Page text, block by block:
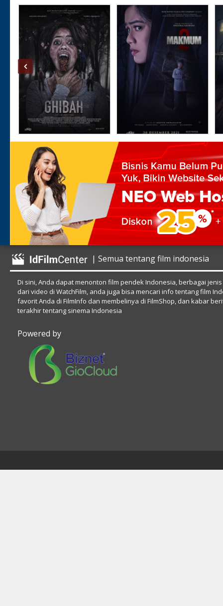
| Semua tentang film indonesia
Di sini, Anda dapat menonton film pendek Indonesia, berbagai
dari video di WatchFilm, anda juga bisa mencari info tentang film
favorit Anda di FilmInfo dan membelinya di FilmShop, dan kabar
terakhir tentang sinema Indonesia
Powered by